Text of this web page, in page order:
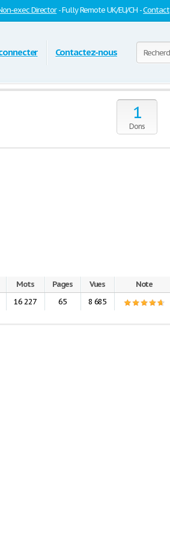
exec Director- Fully Remote UK/EU/CH -Contact
Contactez-nous
1
Dons
Mots Pages Vues
Note
16 227 65 8 685